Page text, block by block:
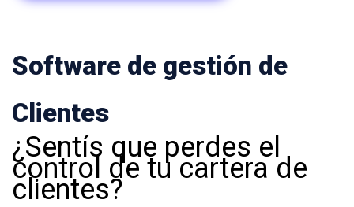
Software de gestión de
Clientes
¿Sentís que perdes el
control de tu cartera de
clientes?